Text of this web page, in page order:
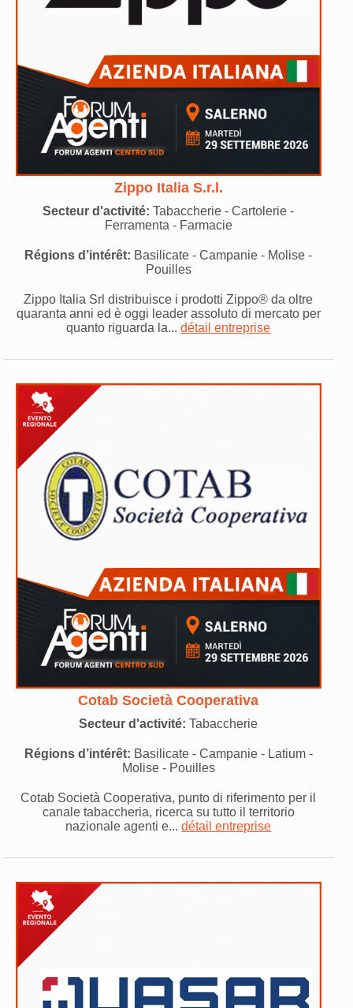
Zippo Italia S.r.l.
Secteur d'activité: Tabaccherie - Cartolerie -
Ferramenta - Farmacie
Régions d’intérêt: Basilicate - Campanie - Molise -
Pouilles
Zippo Italia Srl distribuisce i prodotti Zippo® da oltre
quaranta anni ed è oggi leader assoluto di mercato per
quanto riguarda la...détail entreprise
Cotab Società Cooperativa
Secteur d'activité: Tabaccherie
Régions d’intérêt: Basilicate - Campanie - Latium -
Molise - Pouilles
Cotab Società Cooperativa, punto di riferimento per il
canale tabaccheria, ricerca su tutto il territorio
nazionale agenti e...détail entreprise